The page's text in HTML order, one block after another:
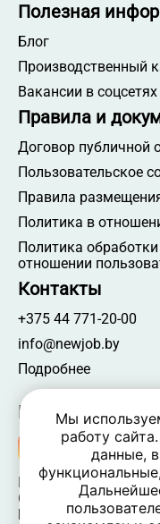
Полезная
Блог
Производственный
Вакансии в соцсетях
Правила и
Договор публичной
Пользовательское
Правила
Политика в
Политика
отношении
Контакты
+375 44 771-20-00
info@newjob.by
Подробнее
Мы в соцсетях
NEWJOB.BY 🐝
ООО «Атамантия» |
Беларусь, Минская
Мы
работу
данные,